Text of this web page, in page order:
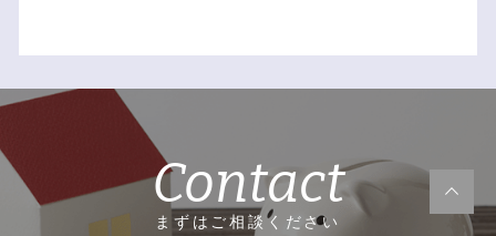
Contact
まずはご相談ください